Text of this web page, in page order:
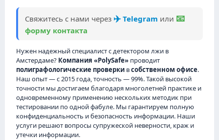
Свяжитесь с нами через ✈️Telegram или 📧
форму контакта
Нужен надежный специалист с детектором лжи в
Амстердаме? Компания «PolySafe» проводит
полиграфологические проверки всобственном офисе.
Наш опыт — с 2015 года, точность — 99%. Такой высокой
точности мы достигаем благодаря многолетней практике и
одновременному применению нескольких методик при
тестировании по одной фабуле. Мы гарантируем полную
конфиденциальность и безопасность информации. Наши
услуги решают вопросы супружеской неверности, краж и
утечки информации.